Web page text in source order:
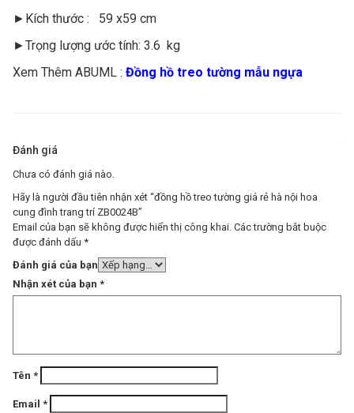
►Kích thước : 59 x59 cm
►Trọng lượng ước tính: 3.6 kg
Xem Thêm ABUML : Đồng hồ treo tường mẫu ngựa
Đánh giá
Chưa có đánh giá nào.
Hãy là người đầu tiên nhận xét “đồng hồ treo tường giá rẻ hà nội hoa
cung đình trang trí ZB0024B”
Email của bạn sẽ không được hiển thị công khai. Các trường bắt buộc
được đánh dấu *
Đánh giá của bạn
Nhận xét của bạn *
Tên *
Email *